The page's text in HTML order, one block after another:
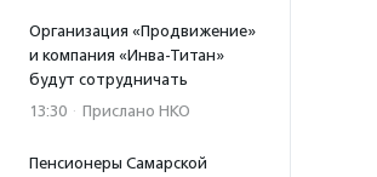
Организация «Продвижение»
и компания «Инва-Титан»
будут сотрудничать
13:30 · Прислано НКО
Пенсионеры Самарской